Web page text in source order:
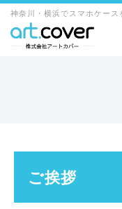
神奈川・横浜でスマホケー
ご挨拶